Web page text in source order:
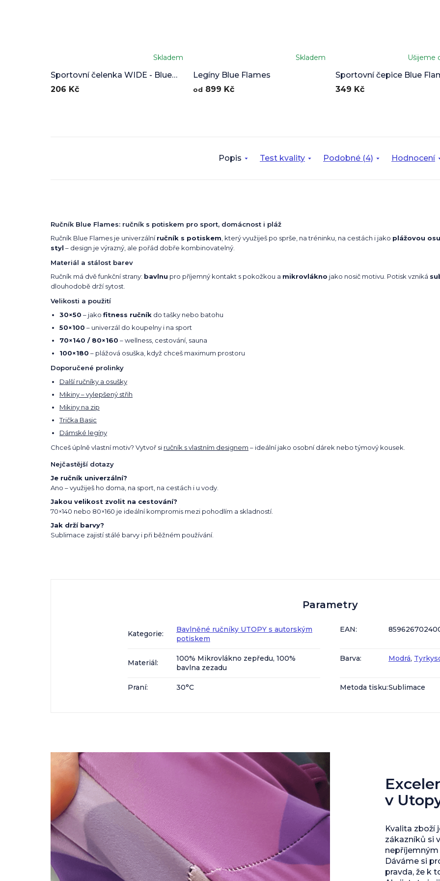
Sportovní čelenka WIDE - Blue
Flames
Skladem
206 Kč
Legíny Blue Flames
hodnocení
produktu
je
Skladem
od 899 Kč
Sportovní čepice Blue
Ušijeme
349 Kč
Popis Test kvality Podobné (4) Hodnocení
Ručník Blue Flames: ručník s potiskem pro sport, domácnost i pláž
Ručník Blue Flames je univerzálníručník s potiskem , který využiješ po sprše, na tréninku, na cestách i jako plážovou
styl – design je výrazný, ale pořád dobře kombinovatelný.
Materiál a stálost barev
Ručník má dvě funkční strany: bavlnu pro příjemný kontakt s pokožkou a mikrovlákno jako nosič motivu. Potisk vzniká
dlouhodobě drží sytost.
Velikosti a použití
30×50 – jako fitness ručník do tašky nebo batohu
50×100 – univerzál do koupelny i na sport
70×140 / 80×160 – wellness, cestování, sauna
100×180 – plážová osuška, když chceš maximum prostoru
Doporučené prolinky
Další ručníky a osušky
Mikiny – vylepšený střih
Mikiny na zip
Trička Basic
Dámské legíny
Chceš úplně vlastní motiv? Vytvoř si ručník s vlastním designem – ideální jako osobní dárek nebo týmový kousek.
Nejčastější dotazy
Je ručník univerzální?
Ano – využiješ ho doma, na sport, na cestách i u vody.
Jakou velikost zvolit na cestování?
70×140 nebo 80×160 je ideální kompromis mezi pohodlím a skladností.
Jak drží barvy?
Sublimace zajistí stálé barvy i při běžném používání.
Parametry
Kategorie:
Bavlněné ručníky UTOPY s autorským
potiskem
EAN:
Materiál:
100% Mikrovlákno zepředu, 100%
bavlna zezadu
Barva: Modrá,
Praní: 30°C Metoda tisku:Sublimace
v
Kvalita zboží
zákazníků si
Dáváme si
pravda, že k